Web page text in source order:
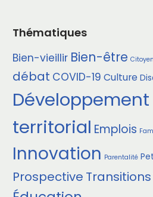
Thématiques
Bien-vieillir Bien-être
débat COVID-19 Culture
territorial Emplois
Innovation Parentalité
Prospective Transitions